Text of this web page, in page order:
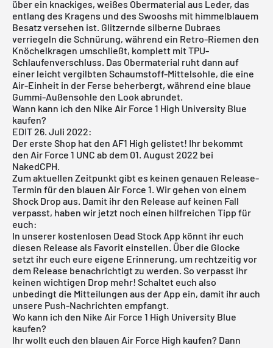
über ein knackiges, weißes Obermaterial aus Leder, das
entlang des Kragens und des Swooshs mit himmelblauem
Besatz versehen ist. Glitzernde silberne Dubraes
verriegeln die Schnürung, während ein Retro-Riemen den
Knöchelkragen umschließt, komplett mit TPU-
Schlaufenverschluss. Das Obermaterial ruht dann auf
einer leicht vergilbten Schaumstoff-Mittelsohle, die eine
Air-Einheit in der Ferse beherbergt, während eine blaue
Gummi-Außensohle den Look abrundet.
Wann kann ich den Nike Air Force 1 High University Blue
kaufen?
EDIT 26. Juli 2022:
Der erste Shop hat den AF1 High gelistet! Ihr bekommt
den Air Force 1 UNC ab dem 01. August 2022 bei
NakedCPH.
Zum aktuellen Zeitpunkt gibt es keinen genauen Release-
Termin für den blauen Air Force 1. Wir gehen von einem
Shock Drop aus. Damit ihr den Release auf keinen Fall
verpasst, haben wir jetzt noch einen hilfreichen Tipp für
euch:
In unserer kostenlosen Dead Stock App könnt ihr euch
diesen Release als Favorit einstellen. Über die Glocke
setzt ihr euch eure eigene Erinnerung, um rechtzeitig vor
dem Release benachrichtigt zu werden. So verpasst ihr
keinen wichtigen Drop mehr! Schaltet euch also
unbedingt die Mitteilungen aus der App ein, damit ihr auch
unsere Push-Nachrichten empfangt.
Wo kann ich den Nike Air Force 1 High University Blue
kaufen?
Ihr wollt euch den blauen Air Force High kaufen? Dann